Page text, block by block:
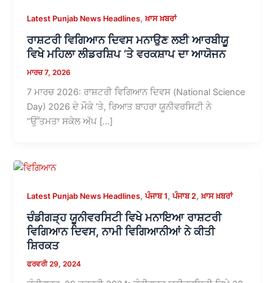
Latest Punjab News Headlines,ਖ਼ਾਸ ਖ਼ਬਰਾਂ
ਰਾਸ਼ਟਰੀ ਵਿਗਿਆਨ ਦਿਵਸ ਮਨਾਉਣ ਲਈ ਆਰਬੀਯੂ
ਵਿਖੇ ਮਹਿਲਾ ਲੀਡਰਸ਼ਿਪ ‘ਤੇ ਵਰਕਸ਼ਾਪ ਦਾ ਆਯੋਜਨ
ਮਾਰਚ 7, 2026
7 ਮਾਰਚ 2026: ਰਾਸ਼ਟਰੀ ਵਿਗਿਆਨ ਦਿਵਸ (National Science
Day) 2026 ਦੇ ਮੌਕੇ ‘ਤੇ, ਰਿਆਤ ਬਾਹਰਾ ਯੂਨੀਵਰਸਿਟੀ ਨੇ
“ਉੱਤਮਤਾ ਸਕੇਲ ਅੱਪ […]
Latest Punjab News Headlines,ਪੰਜਾਬ 1,ਪੰਜਾਬ 2,ਖ਼ਾਸ ਖ਼ਬਰਾਂ
ਚੰਡੀਗੜ੍ਹ ਯੂਨੀਵਰਸਿਟੀ ਵਿਖੇ ਮਨਾਇਆ ਰਾਸ਼ਟਰੀ
ਵਿਗਿਆਨ ਦਿਵਸ, ਨਾਮੀ ਵਿਗਿਆਨੀਆਂ ਨੇ ਕੀਤੀ
ਸ਼ਿਰਕਤ
ਫਰਵਰੀ 29, 2024